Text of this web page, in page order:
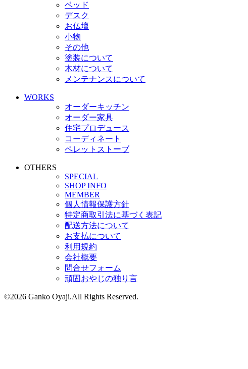
ベッド
デスク
お仏壇
小物
その他
塗装について
木材について
メンテナンスについて
WORKS
オーダーキッチン
オーダー家具
住宅プロデュース
コーディネート
ペレットストーブ
OTHERS
SPECIAL
SHOP INFO
MEMBER
個人情報保護方針
特定商取引法に基づく表記
配送方法について
お支払について
利用規約
会社概要
問合せフォーム
頑固おやじの独り言
©2026 Ganko Oyaji.All Rights Reserved.